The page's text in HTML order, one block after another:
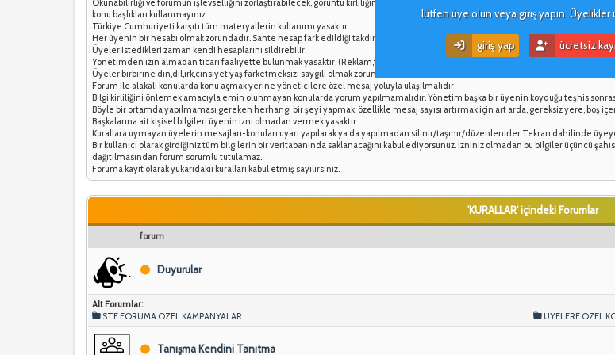
lütfen üye olun veya giriş yapın. Üyelikler
giriş yap ücretsiz
konu başlıkları kullanmayınız.
Türkiye Cumhuriyeti karşıtı tüm materyallerin kullanımı yasaktır
Her üyenin bir hesabı olmak zorundadır. Sahte hesap fark edildiği takdirde yönetimin sorgusuz sualsiz orijinal hesap ile birlikte sahte
Üyeler istedikleri zaman kendi hesaplarını sildirebilir.
Yönetimden izin almadan ticari faaliyette bulunmak yasaktır. (Reklam,tanıtım v.b)
Üyeler birbirine din,dil,ırk,cinsiyet,yaş farketmeksizi saygılı olmak zorundadır.
Forum ile alakalı konularda konu açmak yerine yöneticilere özel mesaj yoluyla ulaşılmalıdır.
Bilgi kirliliğini önlemek amacıyla emin olunmayan konularda yorum yapılmamalıdır. Yönetim başka bir üyenin koyduğu teşhis
Böyle bir ortamda yapılmaması gereken herhangi bir şeyi yapmak; özellikle mesaj sayısı artırmak için art arda, gereksiz yere,
Başkalarına ait kişisel bilgileri üyenin izni olmadan vermek yasaktır.
Kurallara uymayan üyelerin mesajları-konuları uyarı yapılarak ya da yapılmadan silinir/taşınır/düzenlenirler.Tekrarı dahilinde
Bir kullanıcı olarak girdiğiniz tüm bilgilerin bir veritabanında saklanacağını kabul ediyorsunuz. İzniniz olmadan bu bilgiler üçüncü
dağıtılmasından forum sorumlu tutulamaz.
Foruma kayıt olarak yukarıdakii kuralları kabul etmiş sayılırsınız.
'KURALLAR' içindeki Forumlar
forum
Duyurular
Alt Forumlar:
STF FORUMA ÖZEL KAMPANYALAR
ÜYELERE ÖZEL
Tanışma Kendini Tanıtma